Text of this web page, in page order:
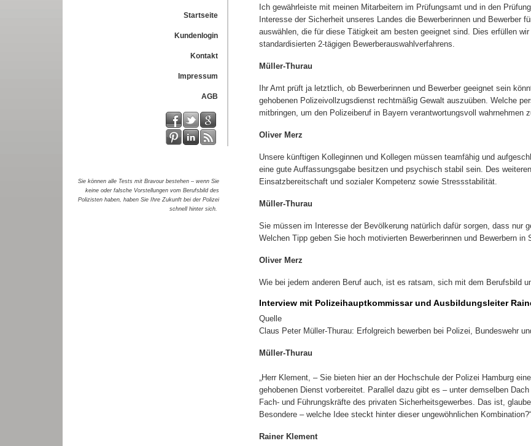
Ich gewährleiste mit meinen Mitarbeitern im Prüfungsamt und in den
Interesse der Sicherheit unseres Landes die Bewerberinnen und Bewerber
auswählen, die für diese Tätigkeit am besten geeignet sind. Dies erfüllen
standardisierten 2-tägigen Bewerberauswahlverfahrens.
Müller-Thurau
Ihr Amt prüft ja letztlich, ob Bewerberinnen und Bewerber geeignet sein
gehobenen Polizeivollzugsdienst rechtmäßig Gewalt auszuüben. Welche
mitbringen, um den Polizeiberuf in Bayern verantwortungsvoll wahrnehmen
Oliver Merz
Unsere künftigen Kolleginnen und Kollegen müssen teamfähig und
eine gute Auffassungsgabe besitzen und psychisch stabil sein. Des
Einsatzbereitschaft und sozialer Kompetenz sowie Stressstabilität.
Müller-Thurau
Sie müssen im Interesse der Bevölkerung natürlich dafür sorgen, dass nur
Welchen Tipp geben Sie hoch motivierten Bewerberinnen und Bewerbern
Oliver Merz
Wie bei jedem anderen Beruf auch, ist es ratsam, sich mit dem Berufsbild
Interview mit Polizeihauptkommissar und Ausbildungsleiter
Quelle
Claus Peter Müller-Thurau: Erfolgreich bewerben bei Polizei, Bundeswehr
Müller-Thurau
„Herr Klement, – Sie bieten hier an der Hochschule der Polizei Hamburg
gehobenen Dienst vorbereitet. Parallel dazu gibt es – unter demselben
Fach- und Führungskräfte des privaten Sicherheitsgewerbes. Das ist,
Besondere – welche Idee steckt hinter dieser ungewöhnlichen Kombination?“
Rainer Klement
Startseite
Kundenlogin
Kontakt
Impressum
AGB
Sie können alle Tests mit Bravour bestehen – wenn Sie
keine oder falsche Vorstellungen vom Berufsbild des
Polizisten haben, haben Sie Ihre Zukunft bei der Polizei
schnell hinter sich.